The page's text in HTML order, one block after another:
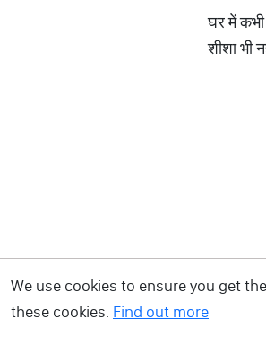
घर में कभी
शीशा भी
We use cookies to ensure you get
these cookies. Find out more